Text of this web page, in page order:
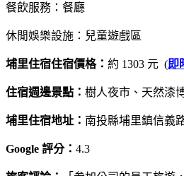
餐飲服務：餐廳
休閒娛樂設施：兒童遊戲區
埔里住宿住宿價格： 約 1303 元 (即
住宿週邊景點： 樹人夜市、天然漆
埔里住宿地址： 南投縣埔里鎮信義
Google 評分： 4.3